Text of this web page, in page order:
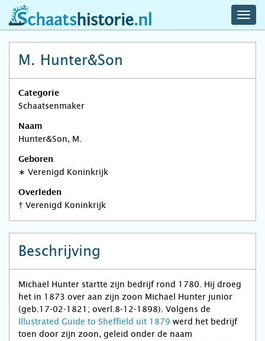
schaatshistorie.nl
M. Hunter&Son
Categorie
Schaatsenmaker
Naam
Hunter&Son, M.
Geboren
∗ Verenigd Koninkrijk
Overleden
† Verenigd Koninkrijk
Beschrijving
Michael Hunter startte zijn bedrijf rond 1780. Hij droeg
het in 1873 over aan zijn zoon Michael Hunter junior
(geb.17-02-1821; overl.8-12-1898). Volgens de
Illustrated Guide to Sheffield uit 1879 werd het bedrijf
toen door zijn zoon, geleid onder de naam